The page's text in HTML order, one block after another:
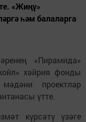
«Жиңү»
һәм балаларга
«Пирамида»
хәйрия фонды
проектлар
үтте.
күрсәтү үзәге